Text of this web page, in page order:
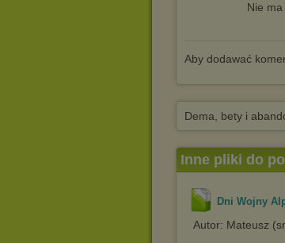
Nie
Aby dodawać
Dema, bety i
Inne pliki do
Dni Wojny
Autor: Mateusz